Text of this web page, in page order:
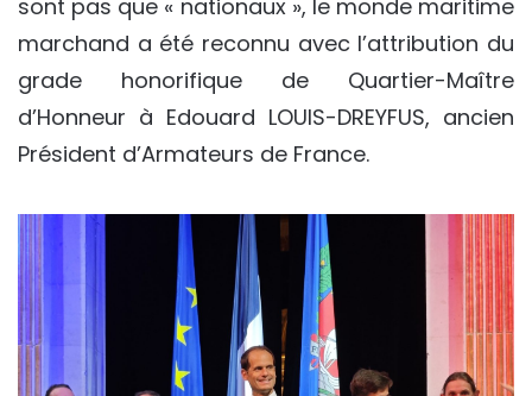
sont pas que « nationaux », le monde maritime
marchand a été reconnu avec l’attribution du
grade honorifique de Quartier-Maître
d’Honneur à Edouard LOUIS-DREYFUS, ancien
Président d’Armateurs de France.